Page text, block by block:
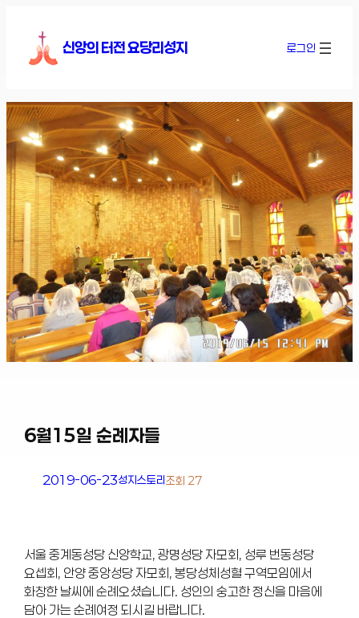
로
가
기
신앙의 터전 요당리성지 로그인
6월15일 순례자들
2019-06-23성지스토리조회 27
서울 중계동성당 신앙학교, 광명성당 자모회, 성루 번동성당
요셉회, 안양 중앙성당 자모회, 봉당성체성혈 구역모임에서
화창한 날씨에 순례오셨습니다. 성인의 숭고한 정신을 마음에
담아 가는 순례여정 되시길 바랍니다.